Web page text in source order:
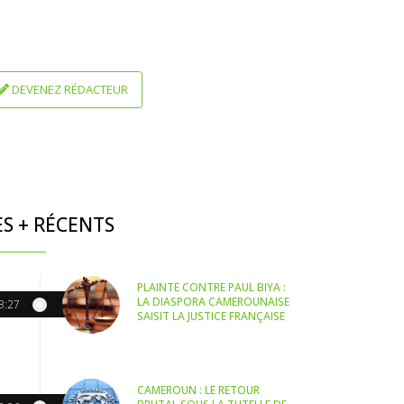
DEVENEZ RÉDACTEUR
+ RÉCENTS
PLAINTE CONTRE PAUL BIYA :
LA DIASPORA CAMEROUNAISE
SAISIT LA JUSTICE FRANÇAISE
CAMEROUN : LE RETOUR